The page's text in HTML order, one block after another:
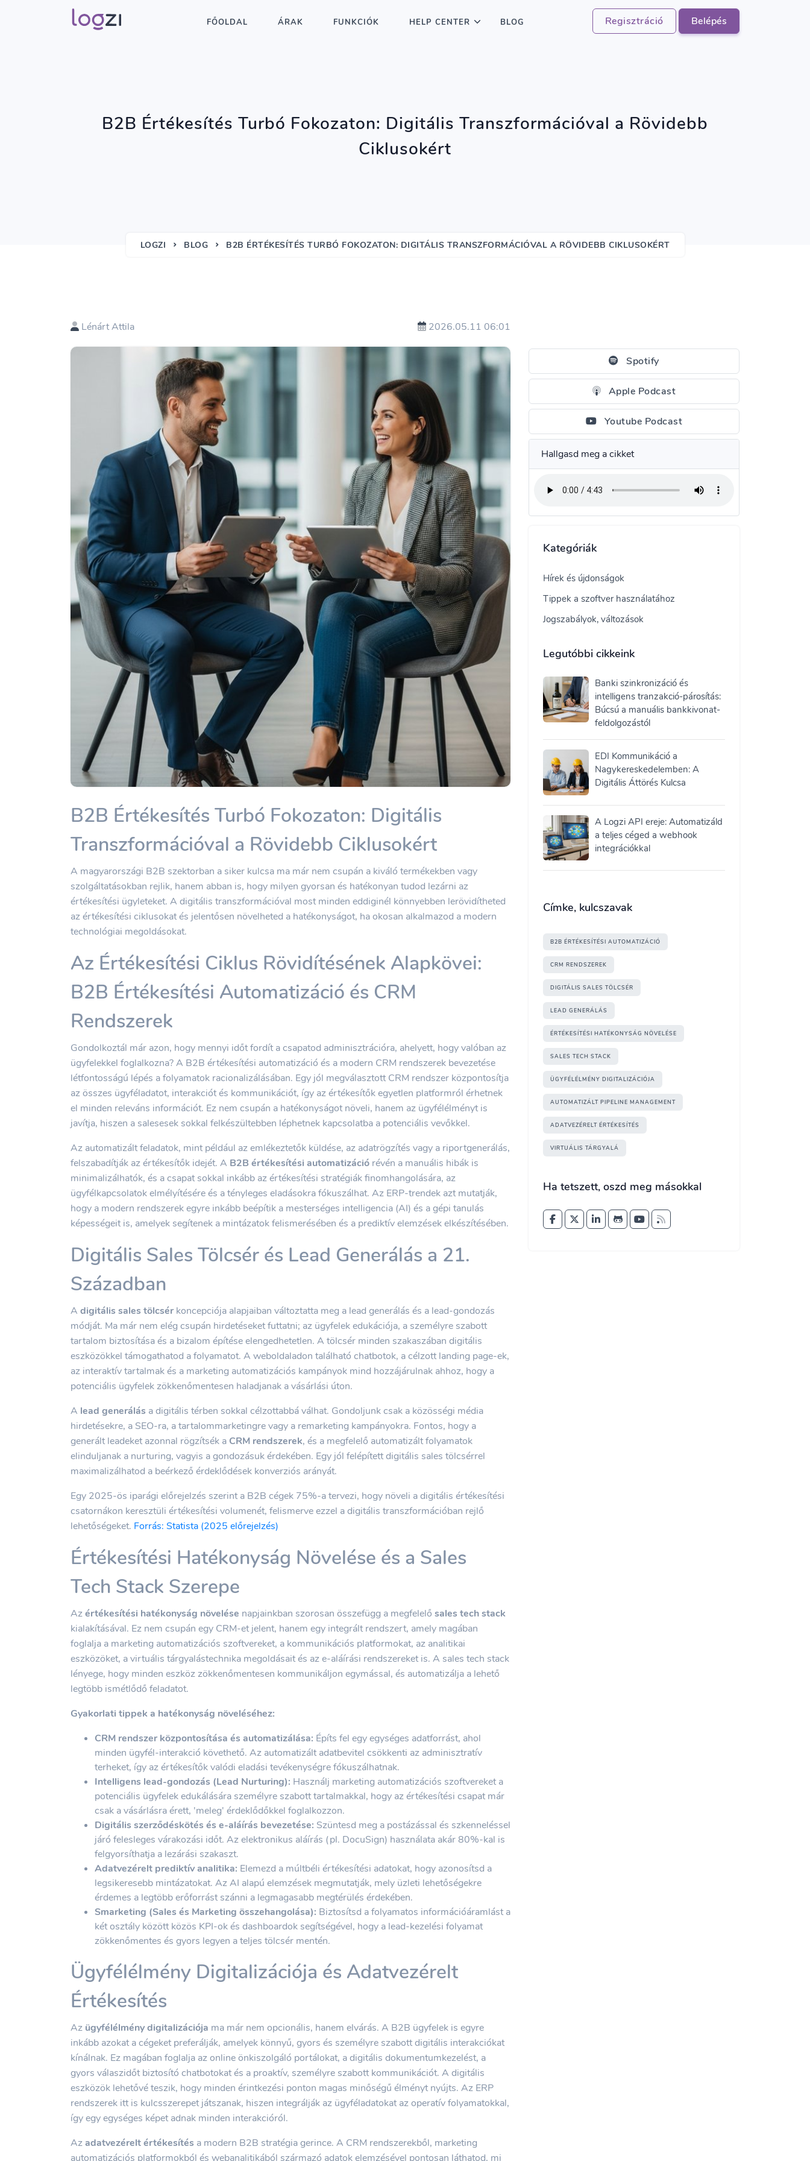
Regisztráció Belépés
FŐOLDAL ÁRAK FUNKCIÓK HELP CENTER BLOG
B2B Értékesítés Turbó Fokozaton: Digitális Transzformációval a Rövidebb
Ciklusokért
LOGZI BLOG B2B ÉRTÉKESÍTÉS TURBÓ FOKOZATON: DIGITÁLIS TRANSZFORMÁCIÓVAL A RÖVIDEBB CIKLUSOKÉRT
Lénárt Attila 2026.05.11 06:01
B2B Értékesítés Turbó Fokozaton: Digitális
Transzformációval a Rövidebb Ciklusokért
A magyarországi B2B szektorban a siker kulcsa ma már nem csupán a kiváló termékekben vagy
szolgáltatásokban rejlik, hanem abban is, hogy milyen gyorsan és hatékonyan tudod lezárni az
értékesítési ügyleteket. A digitális transzformációval most minden eddiginél könnyebben lerövidítheted
az értékesítési ciklusokat és jelentősen növelheted a hatékonyságot, ha okosan alkalmazod a modern
technológiai megoldásokat.
Az Értékesítési Ciklus Rövidítésének Alapkövei:
B2B Értékesítési Automatizáció és CRM
Rendszerek
Gondolkoztál már azon, hogy mennyi időt fordít a csapatod adminisztrációra, ahelyett, hogy valóban az
ügyfelekkel foglalkozna? A B2B értékesítési automatizáció és a modern CRM rendszerek bevezetése
létfontosságú lépés a folyamatok racionalizálásában. Egy jól megválasztott CRM rendszer központosítja
az összes ügyféladatot, interakciót és kommunikációt, így az értékesítők egyetlen platformról érhetnek
el minden releváns információt. Ez nem csupán a hatékonyságot növeli, hanem az ügyfélélményt is
javítja, hiszen a salesesek sokkal felkészültebben léphetnek kapcsolatba a potenciális vevőkkel.
Az automatizált feladatok, mint például az emlékeztetők küldése, az adatrögzítés vagy a riportgenerálás,
felszabadítják az értékesítők idejét. A B2B értékesítési automatizáció révén a manuális hibák is
minimalizálhatók, és a csapat sokkal inkább az értékesítési stratégiák finomhangolására, az
ügyfélkapcsolatok elmélyítésére és a tényleges eladásokra fókuszálhat. Az ERP-trendek azt mutatják,
hogy a modern rendszerek egyre inkább beépítik a mesterséges intelligencia (AI) és a gépi tanulás
képességeit is, amelyek segítenek a mintázatok felismerésében és a prediktív elemzések elkészítésében.
Digitális Sales Tölcsér és Lead Generálás a 21.
Században
A digitális sales tölcsér koncepciója alapjaiban változtatta meg a lead generálás és a lead-gondozás
módját. Ma már nem elég csupán hirdetéseket futtatni; az ügyfelek edukációja, a személyre szabott
tartalom biztosítása és a bizalom építése elengedhetetlen. A tölcsér minden szakaszában digitális
eszközökkel támogathatod a folyamatot. A weboldaladon található chatbotok, a célzott landing page-ek,
az interaktív tartalmak és a marketing automatizációs kampányok mind hozzájárulnak ahhoz, hogy a
potenciális ügyfelek zökkenőmentesen haladjanak a vásárlási úton.
A lead generálás a digitális térben sokkal célzottabbá válhat. Gondoljunk csak a közösségi média
hirdetésekre, a SEO-ra, a tartalommarketingre vagy a remarketing kampányokra. Fontos, hogy a
generált leadeket azonnal rögzítsék a CRM rendszerek, és a megfelelő automatizált folyamatok
elinduljanak a nurturing, vagyis a gondozásuk érdekében. Egy jól felépített digitális sales tölcsérrel
maximalizálhatod a beérkező érdeklődések konverziós arányát.
Egy 2025-ös iparági előrejelzés szerint a B2B cégek 75%-a tervezi, hogy növeli a digitális értékesítési
csatornákon keresztüli értékesítési volumenét, felismerve ezzel a digitális transzformációban rejlő
lehetőségeket. Forrás: Statista (2025 előrejelzés)
Értékesítési Hatékonyság Növelése és a Sales
Tech Stack Szerepe
Azértékesítési hatékonyság növelése napjainkban szorosan összefügg a megfelelő sales tech stack
kialakításával. Ez nem csupán egy CRM-et jelent, hanem egy integrált rendszert, amely magában
foglalja a marketing automatizációs szoftvereket, a kommunikációs platformokat, az analitikai
eszközöket, a virtuális tárgyalástechnika megoldásait és az e-aláírási rendszereket is. A sales tech stack
lényege, hogy minden eszköz zökkenőmentesen kommunikáljon egymással, és automatizálja a lehető
legtöbb ismétlődő feladatot.
Gyakorlati tippek a hatékonyság növeléséhez:
CRM rendszer központosítása és automatizálása: Építs fel egy egységes adatforrást, ahol
minden ügyfél-interakció követhető. Az automatizált adatbevitel csökkenti az adminisztratív
terheket, így az értékesítők valódi eladási tevékenységre fókuszálhatnak.
Intelligens lead-gondozás (Lead Nurturing): Használj marketing automatizációs szoftvereket a
potenciális ügyfelek edukálására személyre szabott tartalmakkal, hogy az értékesítési csapat már
csak a vásárlásra érett, 'meleg' érdeklődőkkel foglalkozzon.
Digitális szerződéskötés és e-aláírás bevezetése: Szüntesd meg a postázással és szkenneléssel
járó felesleges várakozási időt. Az elektronikus aláírás (pl. DocuSign) használata akár 80%-kal is
felgyorsíthatja a lezárási szakaszt.
Adatvezérelt prediktív analitika: Elemezd a múltbéli értékesítési adatokat, hogy azonosítsd a
legsikeresebb mintázatokat. Az AI alapú elemzések megmutatják, mely üzleti lehetőségekre
érdemes a legtöbb erőforrást szánni a legmagasabb megtérülés érdekében.
Smarketing (Sales és Marketing összehangolása): Biztosítsd a folyamatos információáramlást a
két osztály között közös KPI-ok és dashboardok segítségével, hogy a lead-kezelési folyamat
zökkenőmentes és gyors legyen a teljes tölcsér mentén.
Ügyfélélmény Digitalizációja és Adatvezérelt
Értékesítés
Az ügyfélélmény digitalizációja ma már nem opcionális, hanem elvárás. A B2B ügyfelek is egyre
inkább azokat a cégeket preferálják, amelyek könnyű, gyors és személyre szabott digitális interakciókat
kínálnak. Ez magában foglalja az online önkiszolgáló portálokat, a digitális dokumentumkezelést, a
gyors válaszidőt biztosító chatbotokat és a proaktív, személyre szabott kommunikációt. A digitális
eszközök lehetővé teszik, hogy minden érintkezési ponton magas minőségű élményt nyújts. Az ERP
rendszerek itt is kulcsszerepet játszanak, hiszen integrálják az ügyféladatokat az operatív folyamatokkal,
így egy egységes képet adnak minden interakcióról.
Azadatvezérelt értékesítés a modern B2B stratégia gerince. A CRM rendszerekből, marketing
automatizációs platformokból és webanalitikából származó adatok elemzésével pontosan láthatod, mi
Spotify
Apple Podcast
Youtube Podcast
Hallgasd meg a cikket
Kategóriák
Hírek és újdonságok
Tippek a szoftver használatához
Jogszabályok, változások
Legutóbbi cikkeink
Banki szinkronizáció és
intelligens tranzakció-párosítás:
Búcsú a manuális bankkivonat-
feldolgozástól
EDI Kommunikáció a
Nagykereskedelemben: A
Digitális Áttörés Kulcsa
A Logzi API ereje: Automatizáld
a teljes céged a webhook
integrációkkal
Címke, kulcszavak
B2B ÉRTÉKESÍTÉSI AUTOMATIZÁCIÓ
CRM RENDSZEREK
DIGITÁLIS SALES TÖLCSÉR
LEAD GENERÁLÁS
ÉRTÉKESÍTÉSI HATÉKONYSÁG NÖVELÉSE
SALES TECH STACK
ÜGYFÉLÉLMÉNY DIGITALIZÁCIÓJA
AUTOMATIZÁLT PIPELINE MANAGEMENT
ADATVEZÉRELT ÉRTÉKESÍTÉS
VIRTUÁLIS TÁRGYALÁ
Ha tetszett, oszd meg másokkal